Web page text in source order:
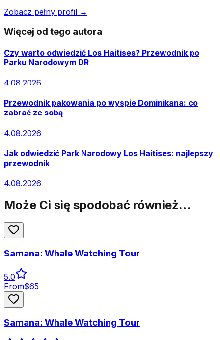
Zobacz pełny profil →
Więcej od tego autora
Czy warto odwiedzić Los Haitises? Przewodnik po
Parku Narodowym DR
4.08.2026
Przewodnik pakowania po wyspie Dominikana: co
zabrać ze sobą
4.08.2026
Jak odwiedzić Park Narodowy Los Haitises: najlepszy
przewodnik
4.08.2026
Może Ci się spodobać również…
Samana: Whale Watching Tour
5.0
From$65
Samana: Whale Watching Tour